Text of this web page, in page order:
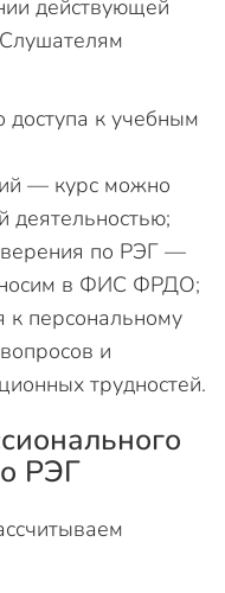
действующей
доступа к учебным
— курс можно
деятельностью;
по РЭГ —
в ФИС ФРДО;
к персональному
и
трудностей.
РЭГ